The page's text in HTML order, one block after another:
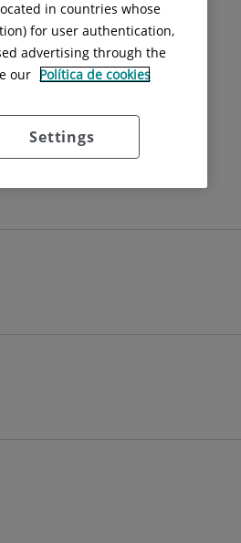
in countries whose
for user authentication,
advertising through the
our Política de cookies
Settings